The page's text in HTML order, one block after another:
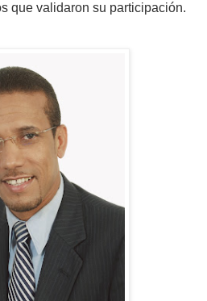
que validaron su participación.